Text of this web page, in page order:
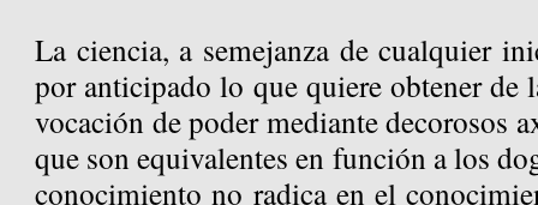
La ciencia, a semejanza de cualquier
por anticipado lo que quiere obtener de
vocación de poder mediante decorosos
que son equivalentes en función a los
conocimiento no radica en el